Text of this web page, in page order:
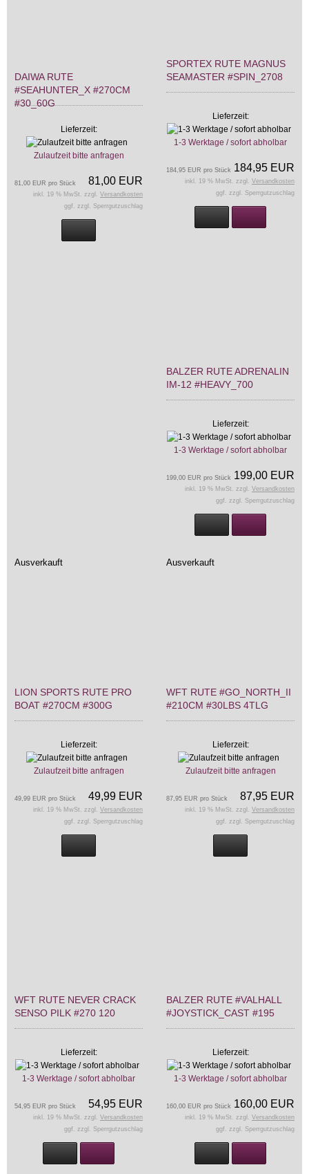
DAIWA RUTE
#SEAHUNTER_X #270CM
#30_60G
Lieferzeit:
Zulaufzeit bitte anfragen
81,00 EUR
81,00 EUR pro Stück
inkl. 19 % MwSt. zzgl. Versandkosten
ggf. zzgl. Sperrgutzuschlag
SPORTEX RUTE MAGNUS
SEAMASTER #SPIN_2708
Lieferzeit:
1-3 Werktage / sofort abholbar
184,95 EUR
184,95 EUR pro Stück
inkl. 19 % MwSt. zzgl. Versandkosten
ggf. zzgl. Sperrgutzuschlag
BALZER RUTE ADRENALIN
IM-12 #HEAVY_700
Lieferzeit:
1-3 Werktage / sofort abholbar
199,00 EUR
199,00 EUR pro Stück
inkl. 19 % MwSt. zzgl. Versandkosten
ggf. zzgl. Sperrgutzuschlag
Ausverkauft
LION SPORTS RUTE PRO
BOAT #270CM #300G
Lieferzeit:
Zulaufzeit bitte anfragen
49,99 EUR
49,99 EUR pro Stück
inkl. 19 % MwSt. zzgl. Versandkosten
ggf. zzgl. Sperrgutzuschlag
Ausverkauft
WFT RUTE #GO_NORTH_II
#210CM #30LBS 4TLG
Lieferzeit:
Zulaufzeit bitte anfragen
87,95 EUR
87,95 EUR pro Stück
inkl. 19 % MwSt. zzgl. Versandkosten
ggf. zzgl. Sperrgutzuschlag
WFT RUTE NEVER CRACK
SENSO PILK #270 120
Lieferzeit:
1-3 Werktage / sofort abholbar
54,95 EUR
54,95 EUR pro Stück
inkl. 19 % MwSt. zzgl. Versandkosten
ggf. zzgl. Sperrgutzuschlag
BALZER RUTE #VALHALL
#JOYSTICK_CAST #195
Lieferzeit:
1-3 Werktage / sofort abholbar
160,00 EUR
160,00 EUR pro Stück
inkl. 19 % MwSt. zzgl. Versandkosten
ggf. zzgl. Sperrgutzuschlag